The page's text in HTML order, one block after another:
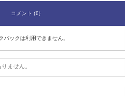
コメント (0)
バックは利用できません。
ません。